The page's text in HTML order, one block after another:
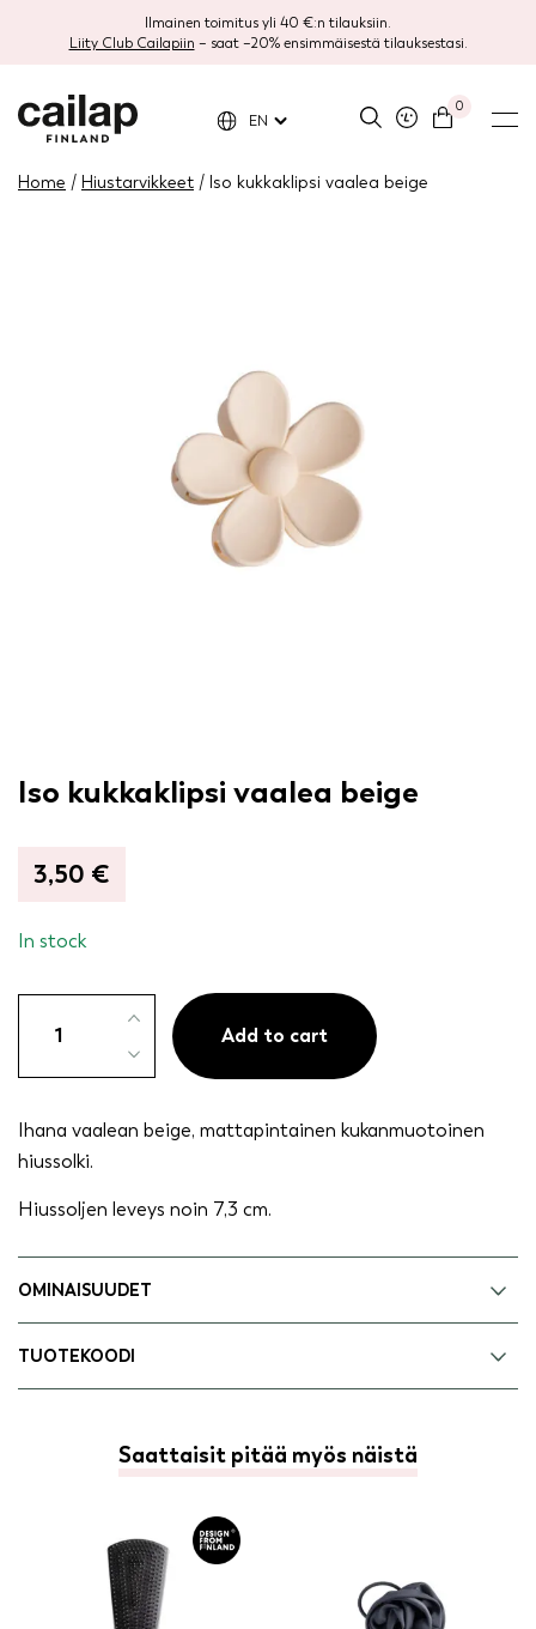
Ilmainen toimitus yli 40 €:n tilauksiin.
Liity Club Cailapiin – saat –20% ensimmäisestä tilauksestasi.
0
EN
Home / Hiustarvikkeet / Iso kukkaklipsi vaalea beige
Iso kukkaklipsi vaalea beige
3,50 €
In stock
kukkaklipsi
quantity
Add to cart
Ihana vaalean beige, mattapintainen kukanmuotoinen
hiussolki.
Hiussoljen leveys noin 7,3 cm.
OMINAISUUDET
TUOTEKOODI
Saattaisit pitää myös näistä